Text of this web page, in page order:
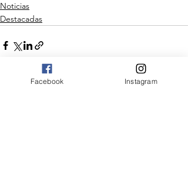
Noticias
Destacadas
Facebook Instagram